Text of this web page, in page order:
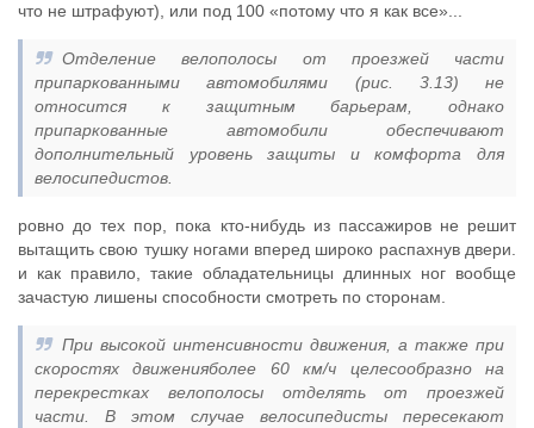
что не штрафуют), или под 100 «потому что я как все»...
Отделение велополосы от проезжей части
припаркованными автомобилями (рис. 3.13) не
относится к защитным барьерам, однако
припаркованные автомобили обеспечивают
дополнительный уровень защиты и комфорта для
велосипедистов.
ровно до тех пор, пока кто-нибудь из пассажиров не решит
вытащить свою тушку ногами вперед широко распахнув двери.
и как правило, такие обладательницы длинных ног вообще
зачастую лишены способности смотреть по сторонам.
При высокой интенсивности движения, а также при
скоростях движенияболее 60 км/ч целесообразно на
перекрестках велополосы отделять от проезжей
части. В этом случае велосипедисты пересекают